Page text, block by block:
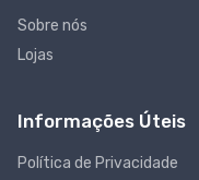
Sobre nós
Lojas
Informações Úteis
Política de Privacidade